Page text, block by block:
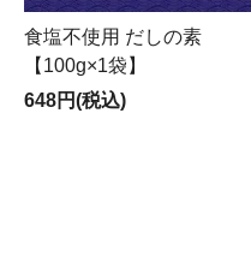
食塩不使用 だしの素
【100g×1袋】
648円(税込)